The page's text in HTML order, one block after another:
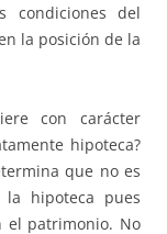
condiciones del
la posición de la
con carácter
hipoteca?
que no es
hipoteca pues
el patrimonio. No